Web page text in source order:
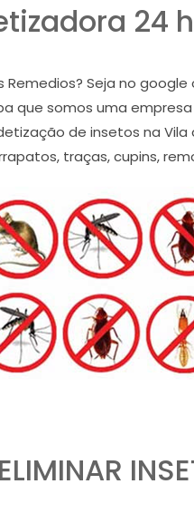
24
Remedios? Seja no
que somos uma
de insetos na
traças, cupins,